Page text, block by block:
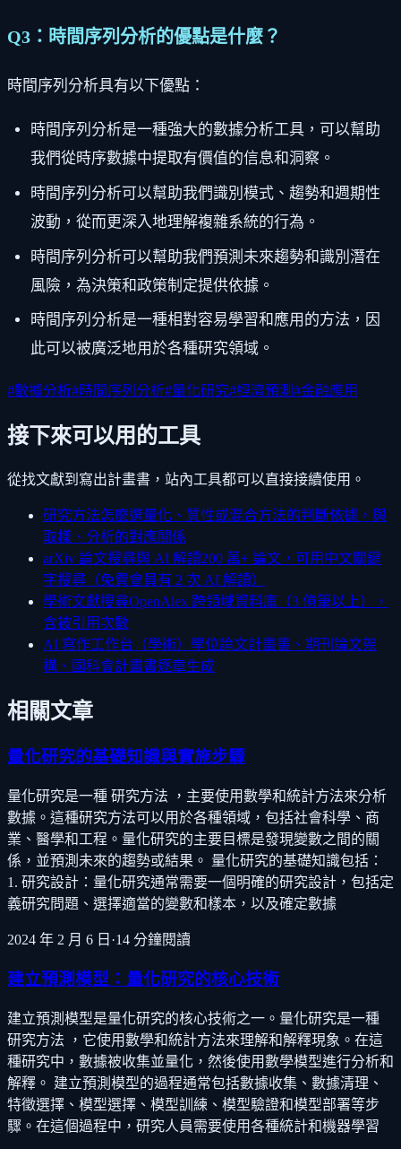
Q3：時間序列分析的優點是什麼？
時間序列分析具有以下優點：
時間序列分析是一種強大的數據分析工具，可以幫助
我們從時序數據中提取有價值的信息和洞察。
時間序列分析可以幫助我們識別模式、趨勢和週期性
波動，從而更深入地理解複雜系統的行為。
時間序列分析可以幫助我們預測未來趨勢和識別潛在
風險，為決策和政策制定提供依據。
時間序列分析是一種相對容易學習和應用的方法，因
此可以被廣泛地用於各種研究領域。
#數據分析#時間序列分析#量化研究#經濟預測 #金融應用
接下來可以用的工具
從找文獻到寫出計畫書，站內工具都可以直接接續使用。
研究方法怎麼選量化、質性或混合方法的判斷依據，與
取樣、分析的對應關係
arXiv 論文搜尋與 AI 解讀200 萬+ 論文，可用中文關鍵
字搜尋（免費會員有 2 次 AI 解讀）
學術文獻搜尋OpenAlex 跨領域資料庫（3 億筆以上），
含被引用次數
AI 寫作工作台（學術） 學位論文計畫書、期刊論文架
構、國科會計畫書逐章生成
相關文章
量化研究的基礎知識與實施步驟
量化研究是一種 研究方法 ，主要使用數學和統計方法來分析
數據。這種研究方法可以用於各種領域，包括社會科學、商
業、醫學和工程。量化研究的主要目標是發現變數之間的關
係，並預測未來的趨勢或結果。 量化研究的基礎知識包括：
1. 研究設計：量化研究通常需要一個明確的研究設計，包括定
義研究問題、選擇適當的變數和樣本，以及確定數據
2024 年 2 月 6 日 ·14 分鐘閱讀
建立預測模型：量化研究的核心技術
建立預測模型是量化研究的核心技術之一。量化研究是一種
研究方法 ，它使用數學和統計方法來理解和解釋現象。在這
種研究中，數據被收集並量化，然後使用數學模型進行分析和
解釋。 建立預測模型的過程通常包括數據收集、數據清理、
特徵選擇、模型選擇、模型訓練、模型驗證和模型部署等步
驟。在這個過程中，研究人員需要使用各種統計和機器學習